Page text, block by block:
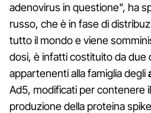
adenovirus in questione", ha
russo, che è in fase di
tutto il mondo e viene
dosi, è infatti costituito da due
appartenenti alla famiglia degli
Ad5, modificati per contenere
produzione della proteina